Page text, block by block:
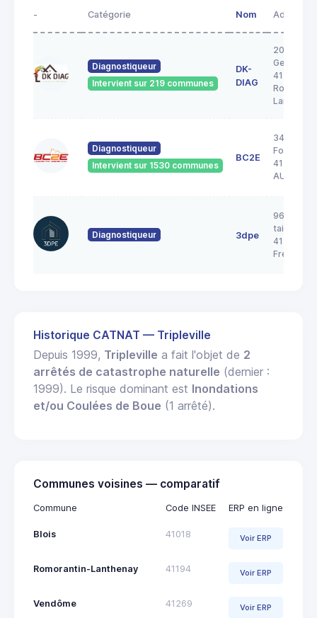
- Catégorie Nom Adresse
Diagnostiqueur
Intervient sur 219 communes
DK-
DIAG
20A rue
George
41200
Lanthenay
Diagnostiqueur
Intervient sur 1530 communes
BC2E
34 Rue de
Forêt
41240
Diagnostiqueur 3dpe
96 rue de
taille
41700
Fresnes
Historique CATNAT — Tripleville
Depuis 1999, Tripleville a fait l'objet de 2
arrêtés de catastrophe naturelle (dernier :
1999). Le risque dominant est Inondations
et/ou Coulées de Boue (1 arrêté).
Communes voisines — comparatif
Commune Code INSEE ERP en ligne
Blois 41018 Voir ERP
Romorantin-Lanthenay 41194 Voir ERP
Vendôme 41269 Voir ERP